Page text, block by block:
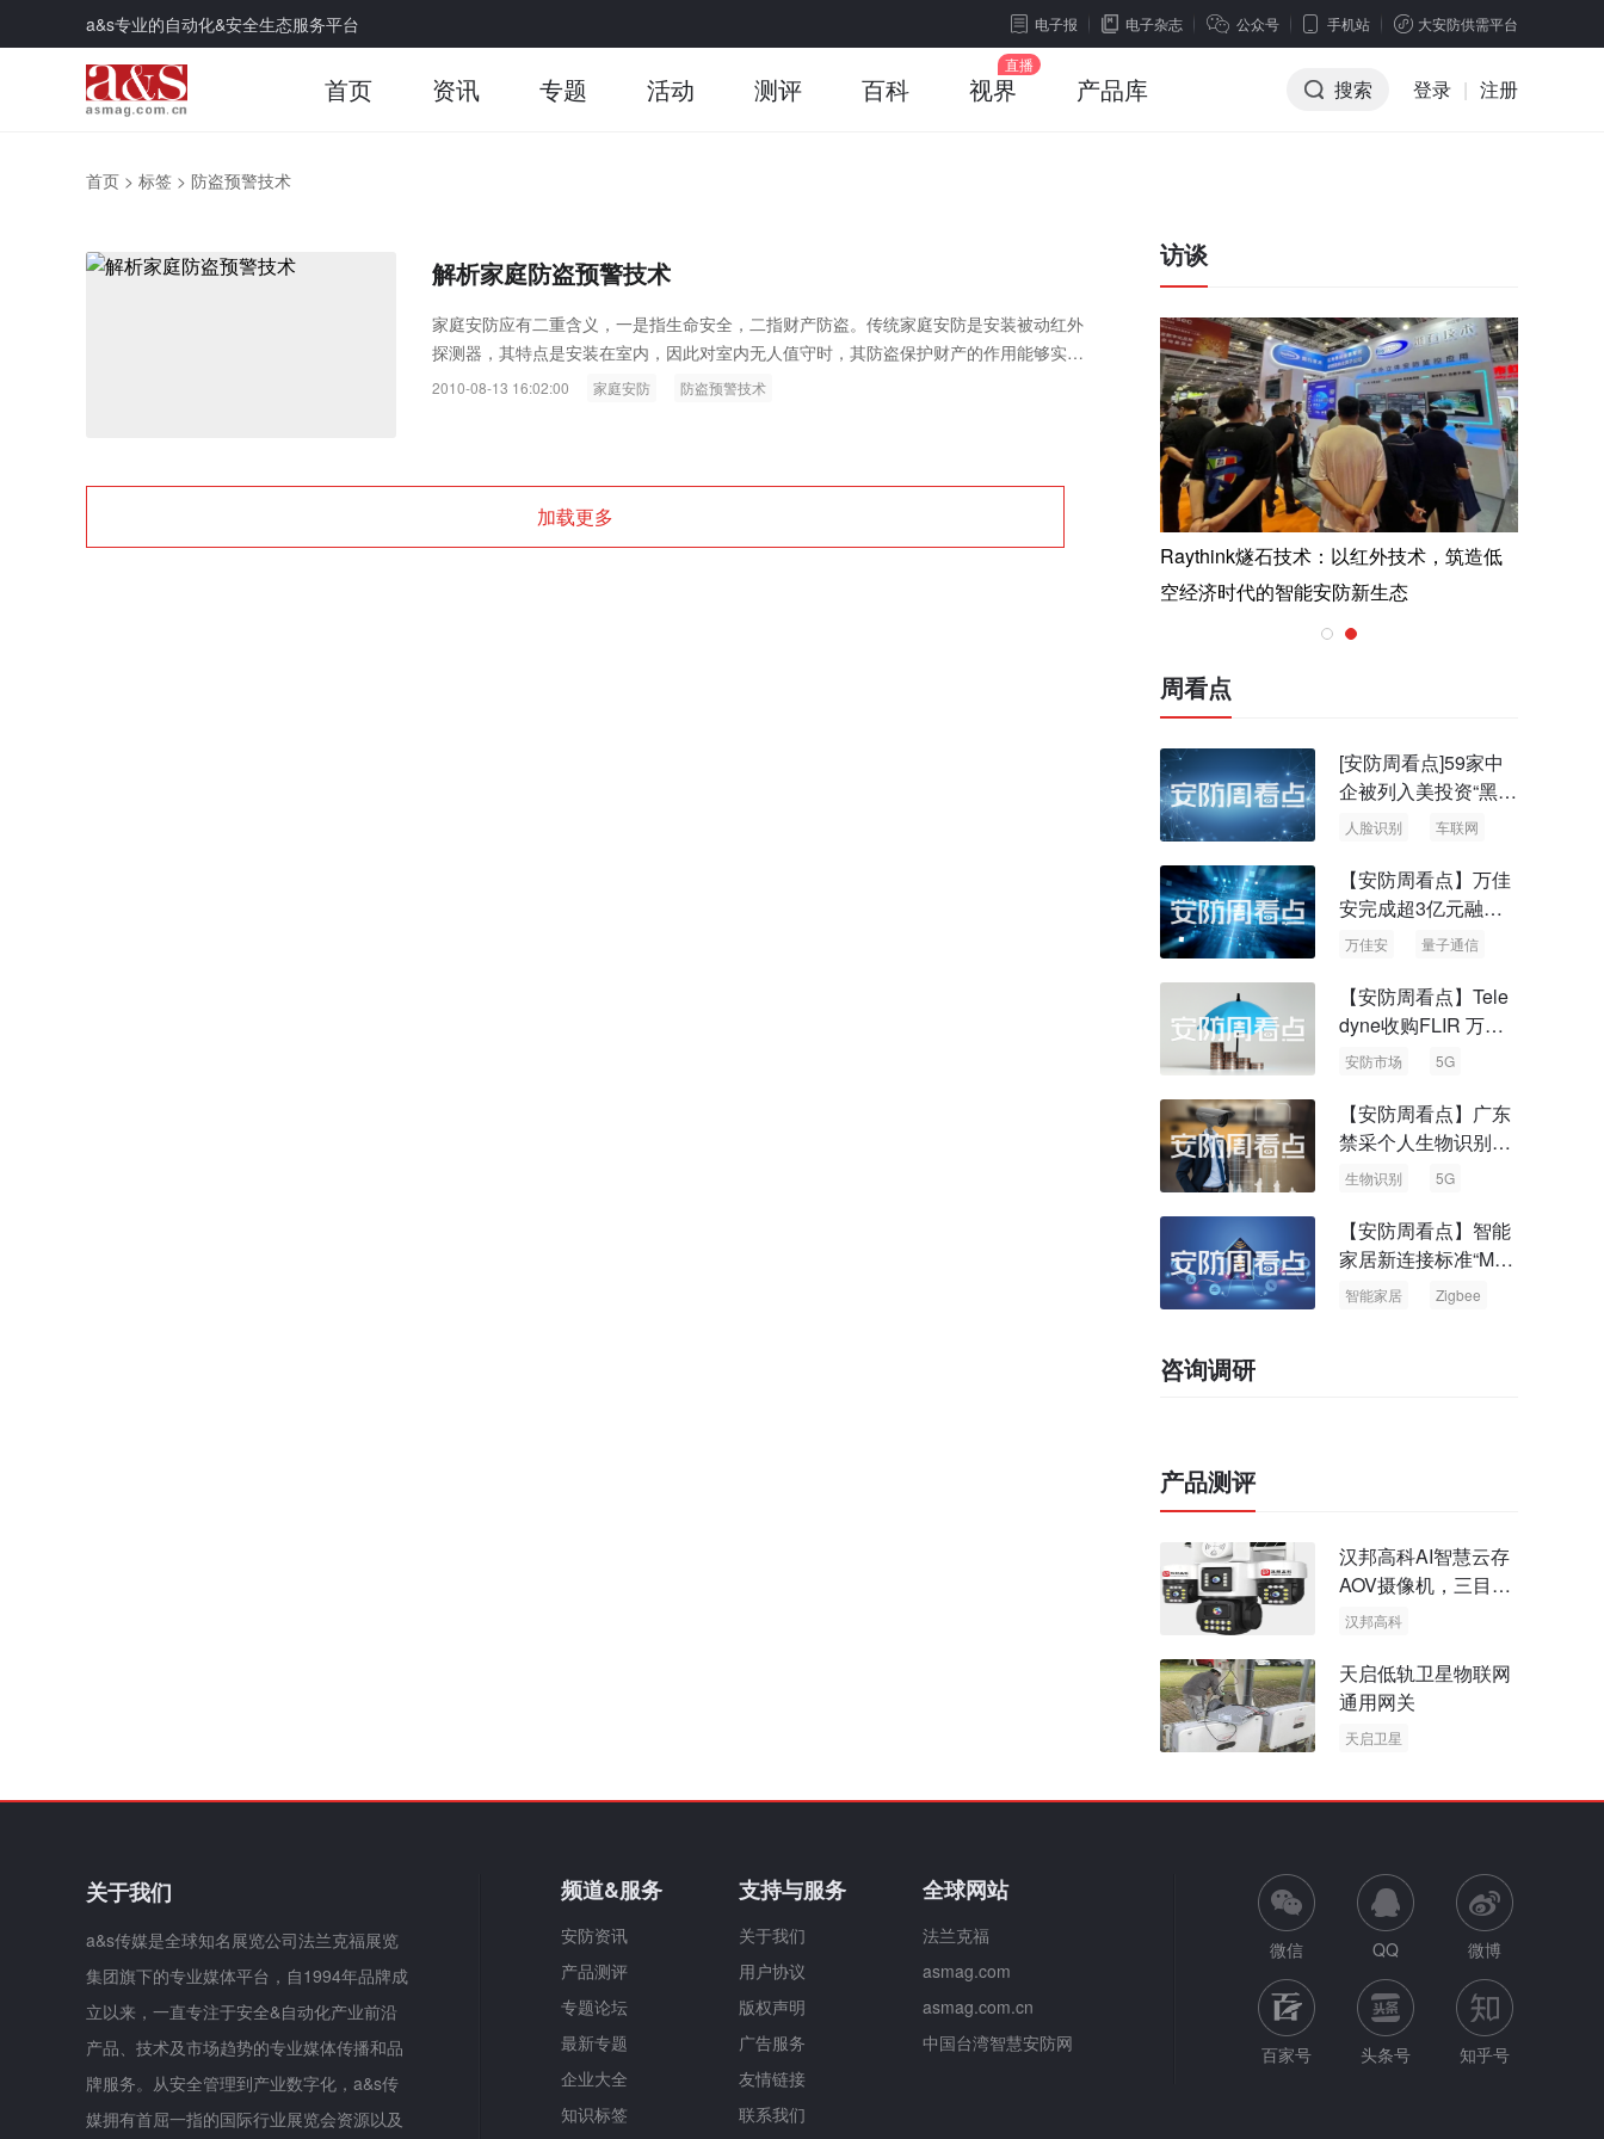
a&s专业的自动化&安全生态服务平台 电子报 电子杂志 公众号 手机站 大安防供需平台
首页 资讯 专题 活动 测评 百科 视界 产品库 搜索 登录 | 注册
首页 > 标签 > 防盗预警技术
解析家庭防盗预警技术
家庭安防应有二重含义，一是指生命安全，二指财产防盗。传统家庭安防是安装被动红外
探测器，其特点是安装在室内，因此对室内无人值守时，其防盗保护财产的作用能够实
现。
2010-08-13 16:02:00 家庭安防 防盗预警技术
加载更多
访谈
Raythink燧石技术：以红外技术，筑造低 智联航空：无人机赋能应急救援与医疗运
Raythink燧石技术：以红外技术，筑造低
空经济时代的智能安防新生态
周看点
[安防周看点]59家中
企被列入美投资“黑名
单” 中国信通院启动
人脸识别 车联网
【安防周看点】万佳
安完成超3亿元融资
国内首批量子通信标
万佳安 量子通信
【安防周看点】Tele
dyne收购FLIR 万物
云新品牌“万御安防”
安防市场 5G
【安防周看点】广东
禁采个人生物识别信
息 中国5G基站占全
生物识别 5G
【安防周看点】智能
家居新连接标准“Matt
er” Zigbee联盟更名
智能家居 Zigbee
咨询调研
产品测评
汉邦高科AI智慧云存
AOV摄像机，三目太
阳能多摄球机
汉邦高科
太阳能多摄球机
天启低轨卫星物联网
通用网关
天启卫星
关于我们
a&s传媒是全球知名展览公司法兰克福展览
集团旗下的专业媒体平台，自1994年品牌成
立以来，一直专注于安全&自动化产业前沿
产品、技术及市场趋势的专业媒体传播和品
牌服务。从安全管理到产业数字化，a&s传
媒拥有首屈一指的国际行业展览会资源以及
频道&服务
安防资讯
产品测评
专题论坛
最新专题
企业大全
知识标签
支持与服务
关于我们
用户协议
版权声明
广告服务
友情链接
联系我们
全球网站
法兰克福
asmag.com
asmag.com.cn
中国台湾智慧安防网
微信 QQ 微博
百家号 头条号 知乎号